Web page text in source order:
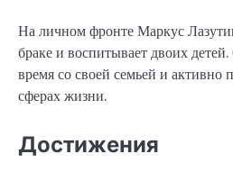
На личном фронте Маркус
браке и воспитывает двоих
время со своей семьей и активно
сферах жизни.
Достижения